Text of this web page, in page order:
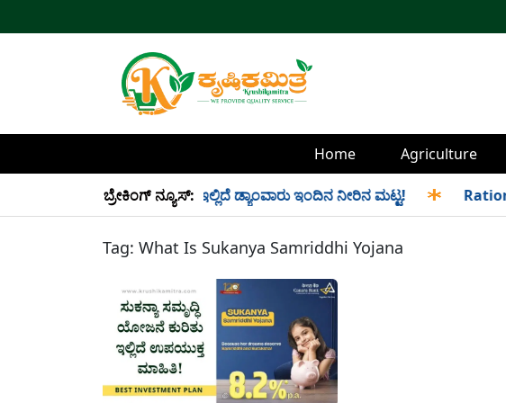
Home Agriculture
ಬ್ರೇಕಿಂಗ್ ನ್ಯೂಸ್:
34 TMC ನೀರು ಸಂಗ್ರಹ! ಇಲ್ಲಿದೆ ಡ್ಯಾಂವಾರು ಇಂದಿನ ನೀರಿನ ಮಟ್ಟ! Ration
Tag: What Is Sukanya Samriddhi Yojana